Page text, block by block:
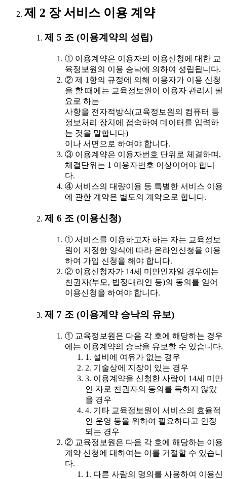
제 2 장 서비스 이용 계약
제 5 조 (이용계약의 성립)
① 이용계약은 이용자의 이용신청에 대한 교
육정보원의 이용 승낙에 의하여 성립됩니다.
② 제 1항의 규정에 의해 이용자가 이용 신청
을 할 때에는 교육정보원이 이용자 관리시 필
요로 하는
사항을 전자적방식(교육정보원의 컴퓨터 등
정보처리 장치에 접속하여 데이터를 입력하
는 것을 말합니다)
이나 서면으로 하여야 합니다.
③ 이용계약은 이용자번호 단위로 체결하며,
체결단위는 1 이용자번호 이상이어야 합니
다.
④ 서비스의 대량이용 등 특별한 서비스 이용
에 관한 계약은 별도의 계약으로 합니다.
제 6 조 (이용신청)
① 서비스를 이용하고자 하는 자는 교육정보
원이 지정한 양식에 따라 온라인신청을 이용
하여 가입 신청을 해야 합니다.
② 이용신청자가 14세 미만인자일 경우에는
친권자(부모, 법정대리인 등)의 동의를 얻어
이용신청을 하여야 합니다.
제 7 조 (이용계약 승낙의 유보)
① 교육정보원은 다음 각 호에 해당하는 경우
에는 이용계약의 승낙을 유보할 수 있습니다.
1. 설비에 여유가 없는 경우
2. 기술상에 지장이 있는 경우
3. 이용계약을 신청한 사람이 14세 미만
인 자로 친권자의 동의를 득하지 않았
을 경우
4. 기타 교육정보원이 서비스의 효율적
인 운영 등을 위하여 필요하다고 인정
되는 경우
② 교육정보원은 다음 각 호에 해당하는 이용
계약 신청에 대하여는 이를 거절할 수 있습니
다.
1. 다른 사람의 명의를 사용하여 이용신